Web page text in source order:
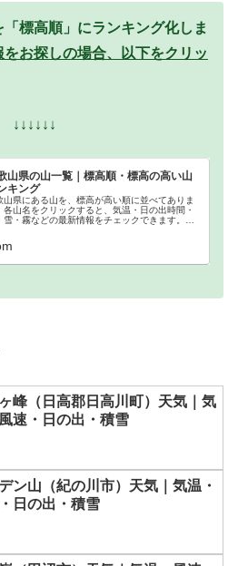
標高順」にランキング化しま
お探しの場合、以下をクリッ
↓↓↓↓↓↓
山県の山一覧｜標高順・標高の高い山
キング
山県にある山を、標高が高い順に並べてありま
各山名をクリックすると、気温・日の出時間・
雪・霧などの最新情報をチェックできます。和
峰（日高郡日高川町）天気｜気
速・日の出・積雪
ン山（紀の川市）天気｜気温・
日の出・積雪